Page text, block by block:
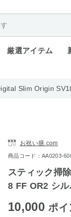
厳選アイテム
Slim Origin
お祝い膳.com
商品コード：AA0203-
スティック掃
8 FF OR2 シ
10,000ポイ